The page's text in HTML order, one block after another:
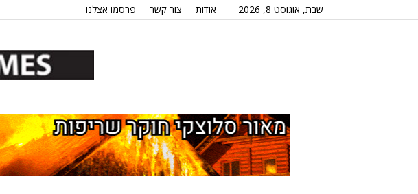
שבת, אוגוסט 8, 2026 אודות צור קשר פרסמו אצלנו